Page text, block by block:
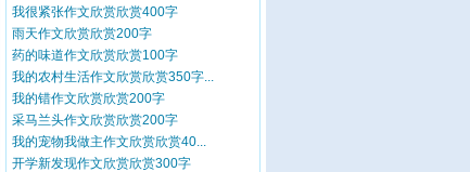
我很紧张作文欣赏欣赏400字
雨天作文欣赏欣赏200字
药的味道作文欣赏欣赏100字
我的农村生活作文欣赏欣赏350字...
我的错作文欣赏欣赏200字
采马兰头作文欣赏欣赏200字
我的宠物我做主作文欣赏欣赏40...
开学新发现作文欣赏欣赏300字